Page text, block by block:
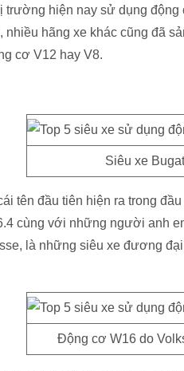
trường hiện nay sử dụng
hãng xe khác cũng đã
cơ V12 hay V8.
Siêu xe
tên đầu tiên hiện ra trong
cùng với những người anh
là những siêu xe đương
Động cơ W16 do